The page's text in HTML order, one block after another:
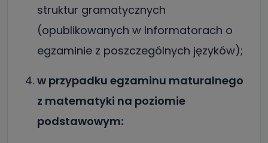
struktur gramatycznych
(opublikowanych w Informatorach o
egzaminie z poszczególnych języków);
w przypadku egzaminu maturalnego
z matematyki na poziomie
podstawowym: